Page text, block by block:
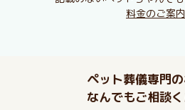
料金のご案内
ペット葬儀専門
なんでもご相談く